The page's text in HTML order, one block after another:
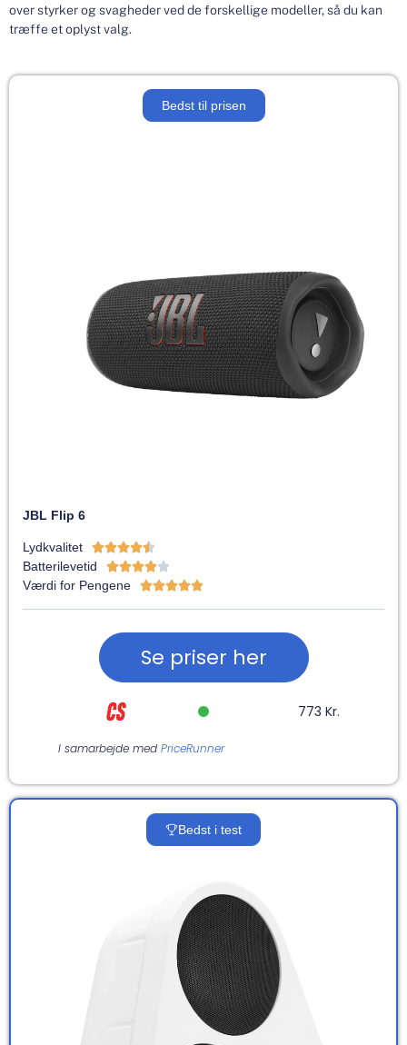
over styrker og svagheder ved de forskellige modeller, så du kan
træffe et oplyst valg.
Bedst til prisen
JBL Flip 6
Lydkvalitet 
Batterilevetid 
Værdi for Pengene 
Se priser her
773 Kr.
I samarbejde med PriceRunner
Bedst i test